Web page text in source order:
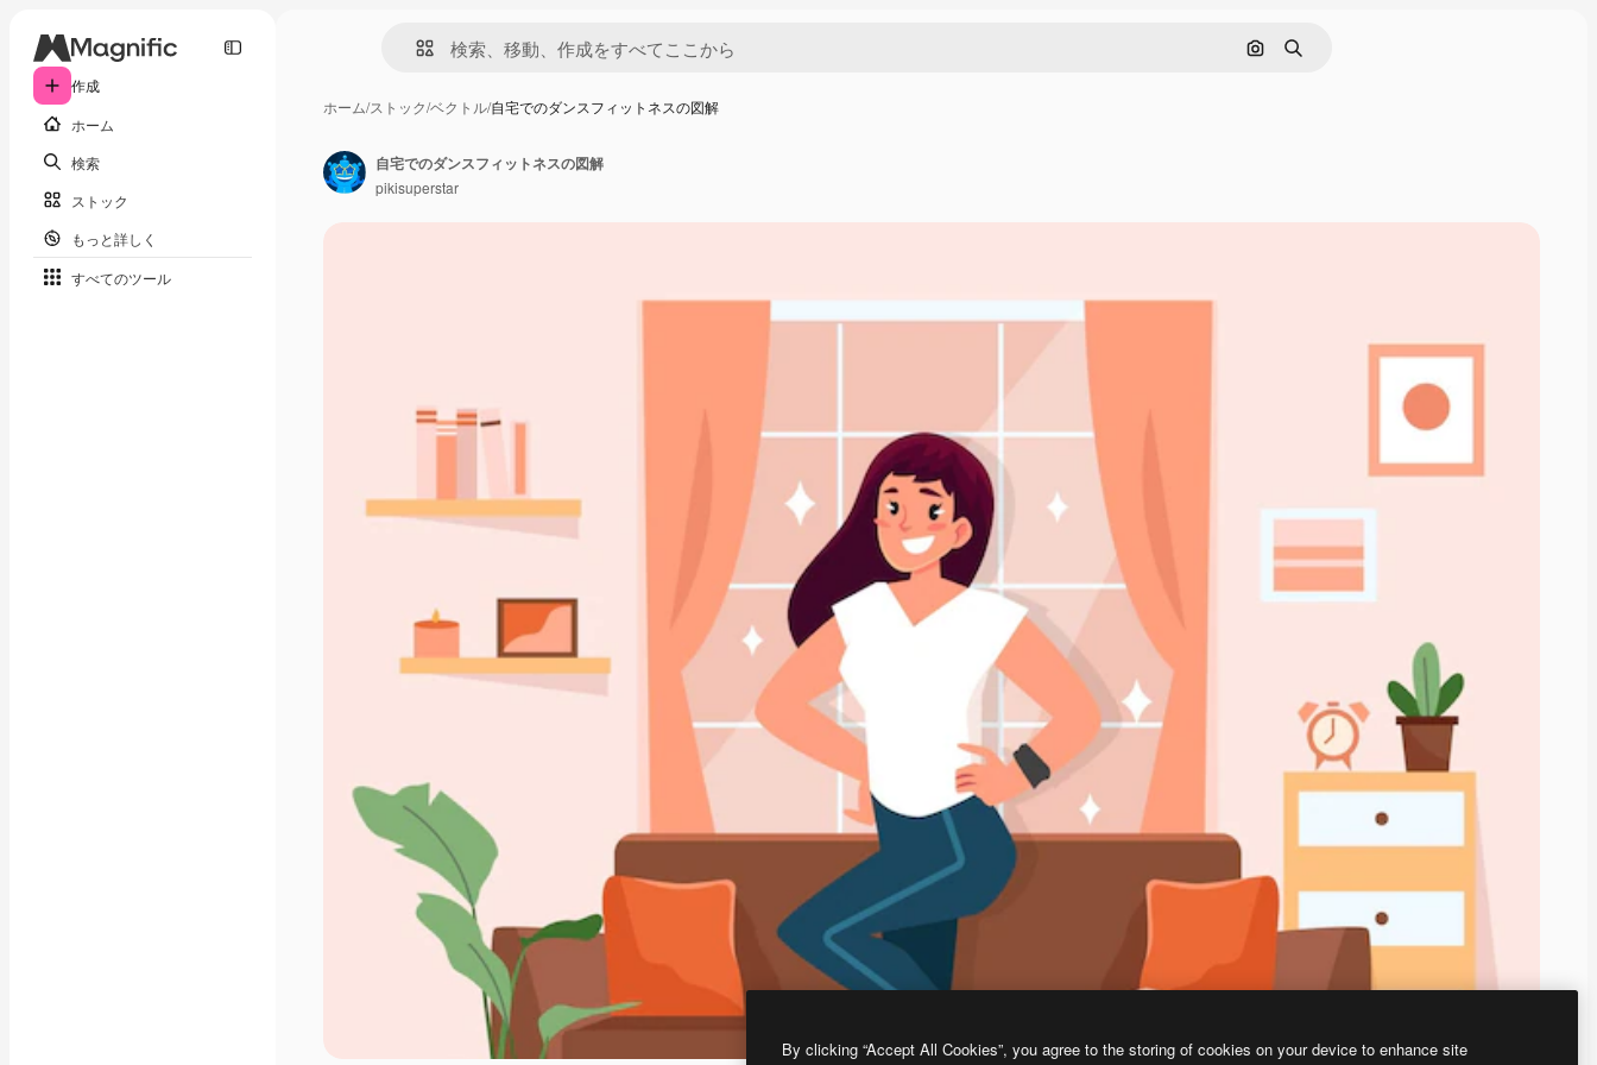
作成
ホーム
検索
ストック
もっと詳しく
すべてのツール
画像で検索
検索
ホーム/ストック/ベクトル/自宅でのダンスフィットネスの図解
自宅でのダンスフィットネスの図解
pikisuperstar
By clicking “Accept All Cookies”, you agree to the storing of cookies on your device to enhance site